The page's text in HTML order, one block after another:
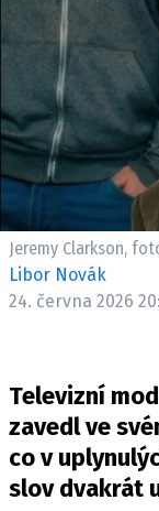
KULTURA
SPOLEČNOST
SPORT
Jeremy Clarkson,
Libor Novák
24. června 2026
Televizní
zavedl ve
co v
slov dvakrát